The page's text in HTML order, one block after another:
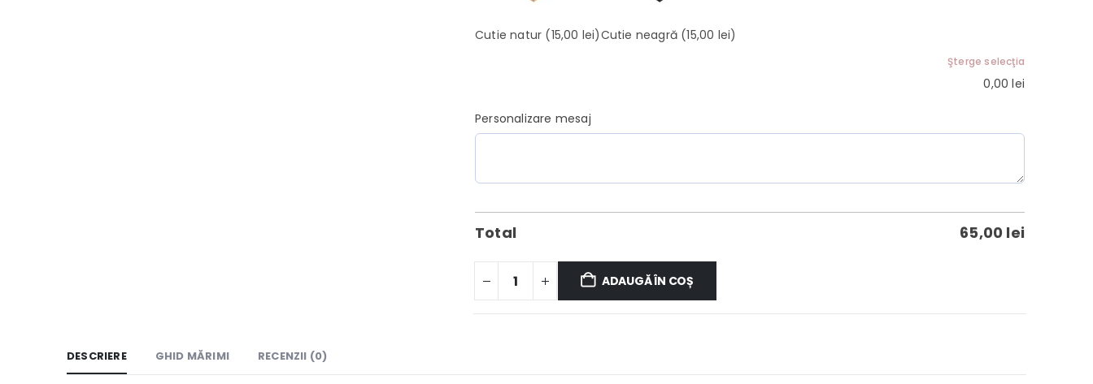
Cutie natur (15,00 lei)Cutie neagră (15,00 lei)
Şterge selecţia
0,00lei
Personalizare mesaj
Total 65,00 lei
ADAUGĂ ÎN COȘ
DESCRIERE GHID MĂRIMI RECENZII (0)